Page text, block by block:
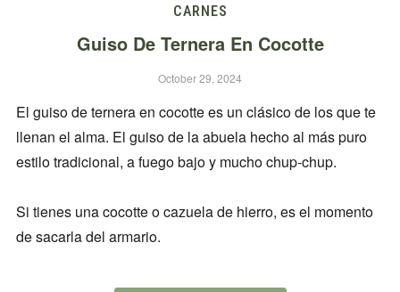
CARNES
Guiso De Ternera En Cocotte
October 29, 2024
El guiso de ternera en cocotte es un clásico de los que te
llenan el alma. El guiso de la abuela hecho al más puro
estilo tradicional, a fuego bajo y mucho chup-chup.
Si tienes una cocotte o cazuela de hierro, es el momento
de sacarla del armario.